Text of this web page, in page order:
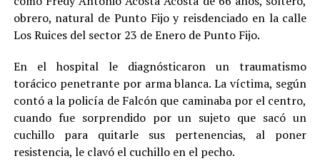
obrero, natural de Punto Fijo y reisdenciado en la calle
Los Ruices del sector 23 de Enero de Punto Fijo.
En el hospital le diagnósticaron un traumatismo
torácico penetrante por arma blanca. La víctima, según
contó a la policía de Falcón que caminaba por el centro,
cuando fue sorprendido por un sujeto que sacó un
cuchillo para quitarle sus pertenencias, al poner
resistencia, le clavó el cuchillo en el pecho.